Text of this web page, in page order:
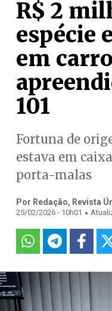
R$ 2
espécie
em
101
Fortuna de
estava em
porta-malas
Por Redação, Revista
25/02/2026 - 10h01 .